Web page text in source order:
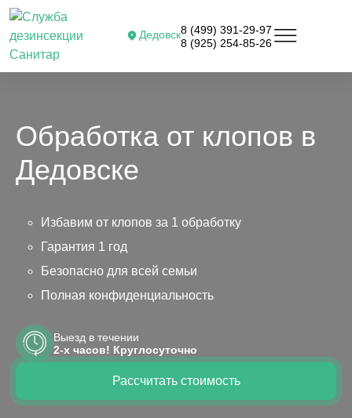
Дедовск8 (499) 391-29-97
8 (925) 254-85-26
Обработка от клопов в
Дедовске
Избавим от клопов за 1 обработку
Гарантия 1 год
Безопасно для всей семьи
Полная конфиденциальность
Рассчитать стоимость
Выезд в течении
2-х часов! Круглосуточно